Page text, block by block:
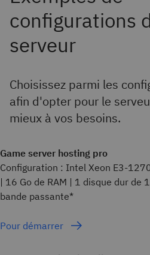
Choisissez parmi les
afin d'opter pour le
mieux à vos besoins.
Game server hosting pro
Configuration : Intel Xeon E3-
| 16 Go de RAM | 1 disque dur de
bande passante*
Pour démarrer